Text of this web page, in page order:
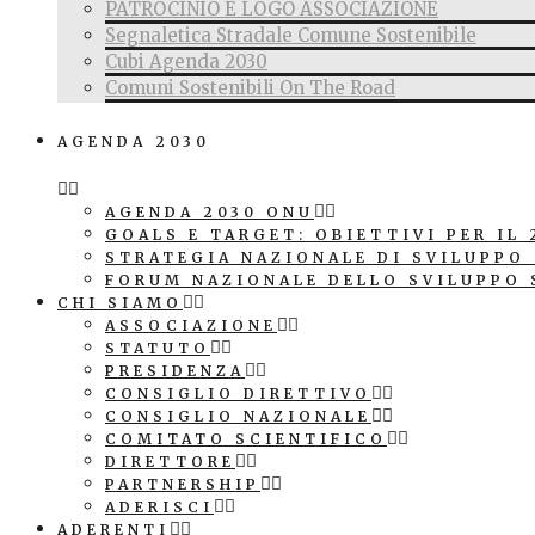
PATROCINIO E LOGO ASSOCIAZIONE
Segnaletica Stradale Comune Sostenibile
Cubi Agenda 2030
Comuni Sostenibili On The Road
AGENDA 2030
AGENDA 2030 ONU
GOALS E TARGET: OBIETTIVI PER IL
STRATEGIA NAZIONALE DI SVILUPPO
FORUM NAZIONALE DELLO SVILUPPO
CHI SIAMO
ASSOCIAZIONE
STATUTO
PRESIDENZA
CONSIGLIO DIRETTIVO
CONSIGLIO NAZIONALE
COMITATO SCIENTIFICO
DIRETTORE
PARTNERSHIP
ADERISCI
ADERENTI